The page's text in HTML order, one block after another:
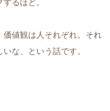
るほど。
値観は人それぞれ。それ
な、という話です。